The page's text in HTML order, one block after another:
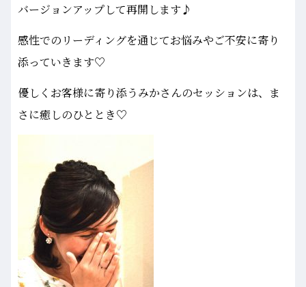
バージョンアップして再開します♪
感性でのリーディングを通じてお悩みやご不安に寄り
添っていきます♡
優しくお客様に寄り添うみかさんのセッションは、ま
さに癒しのひととき♡